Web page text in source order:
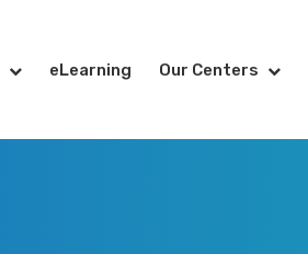
eLearning Our Centers